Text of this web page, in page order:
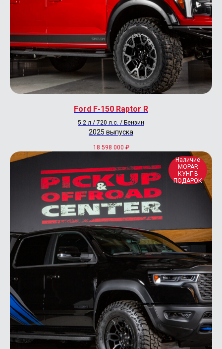
Ford F-150 Raptor R
5.2 л / 720 л.с. / Бензин
2025 выпуска
18 598 000 ₽
Наличие
MOPAR
КУНГ В
ПОДАРОК
+7 (495) 177-57-57